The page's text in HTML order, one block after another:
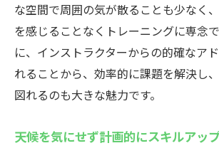
な空間で周囲の気が散ることも少なく
を感じることなくトレーニングに専念
に、インストラクターからの的確なア
れることから、効率的に課題を解決し
図れるのも大きな魅力です。
天候を気にせず計画的にスキルアッ